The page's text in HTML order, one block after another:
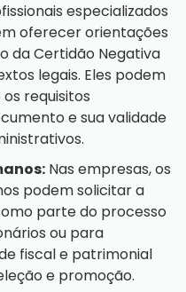
especializados
oferecer orientações
da Certidão Negativa
legais. Eles podem
requisitos
e sua validade
Nas empresas, os
podem solicitar a
parte do processo
ou para
fiscal e patrimonial
e promoção.